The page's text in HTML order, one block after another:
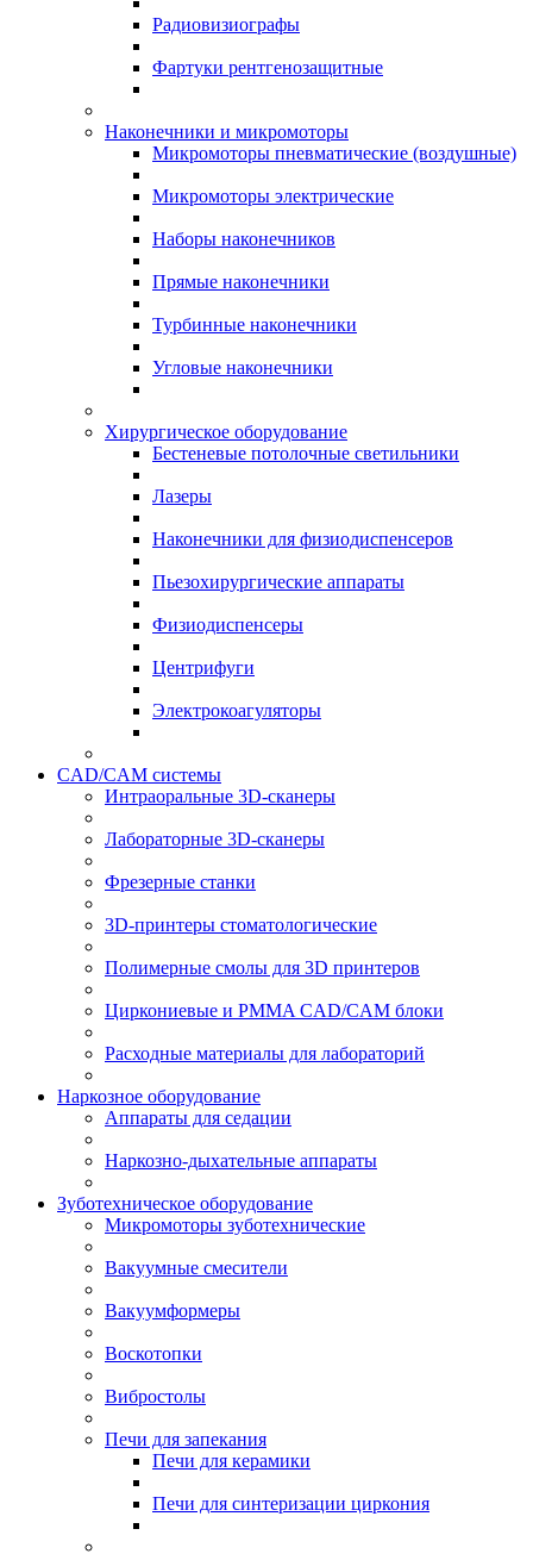
Радиовизиографы
Фартуки рентгенозащитные
Наконечники и микромоторы
Микромоторы пневматические (воздушные)
Микромоторы электрические
Наборы наконечников
Прямые наконечники
Турбинные наконечники
Угловые наконечники
Хирургическое оборудование
Бестеневые потолочные светильники
Лазеры
Наконечники для физиодиспенсеров
Пьезохирургические аппараты
Физиодиспенсеры
Центрифуги
Электрокоагуляторы
CAD/CAM системы
Интраоральные 3D-сканеры
Лабораторные 3D-сканеры
Фрезерные станки
3D-принтеры стоматологические
Полимерные смолы для 3D принтеров
Циркониевые и PMMA CAD/CAM блоки
Расходные материалы для лабораторий
Наркозное оборудование
Аппараты для седации
Наркозно-дыхательные аппараты
Зуботехническое оборудование
Микромоторы зуботехнические
Вакуумные смесители
Вакуумформеры
Воскотопки
Вибростолы
Печи для запекания
Печи для керамики
Печи для синтеризации циркония